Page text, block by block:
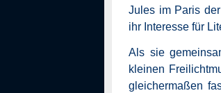
Jules im Paris
ihr Interesse für
Als sie
kleinen
gleichermaßen